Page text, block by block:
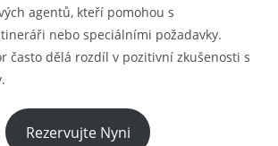
agentů, kteří pomohou s
nebo speciálními požadavky.
často dělá rozdíl v pozitivní zkušenosti s
Rezervujte Nyni